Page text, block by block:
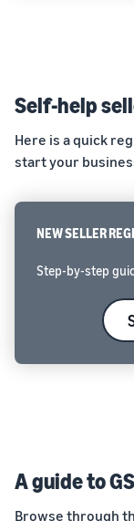
Self-help
Here is a quick
start your
NEW SELLER
Step-by-step
A guide to
Browse through